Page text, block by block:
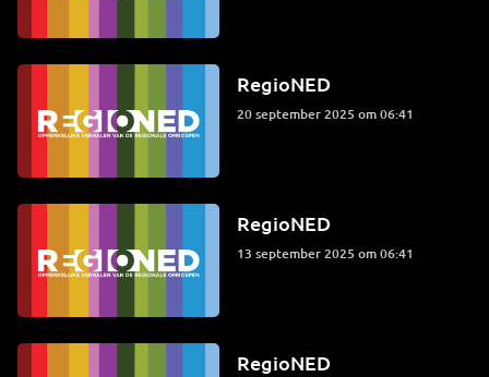
RegioNED
20 september 2025 om 06:41
RegioNED
13 september 2025 om 06:41
RegioNED